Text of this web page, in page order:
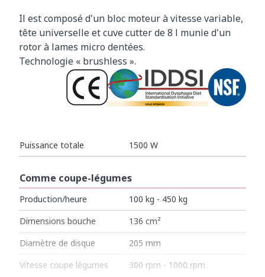
Il est composé d'un bloc moteur à vitesse variable,
tête universelle et cuve cutter de 8 l munie d'un
rotor à lames micro dentées.
Technologie « brushless ».
Puissance totale 1500 W
Comme coupe-légumes
Production/heure
100 kg - 450 kg
Dimensions bouche
136 cm²
Diamètre de disque
205 mm
Vitesse coupe légumes
300 rpm - 1000 rpm